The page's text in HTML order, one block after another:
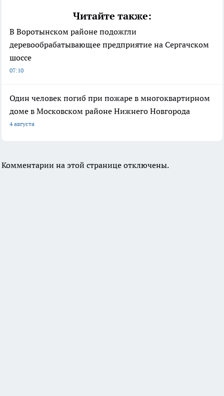
Читайте также:
В Воротынском районе подожгли
деревообрабатывающее предприятие на Сергачском
шоссе
07:10
Один человек погиб при пожаре в многоквартирном
доме в Московском районе Нижнего Новгорода
4 августа
Комментарии на этой странице отключены.